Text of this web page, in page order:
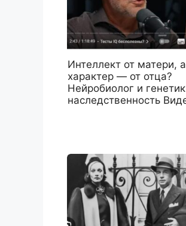
Интеллект от матери, а
характер — от отца?
Нейробиолог и
наследственность